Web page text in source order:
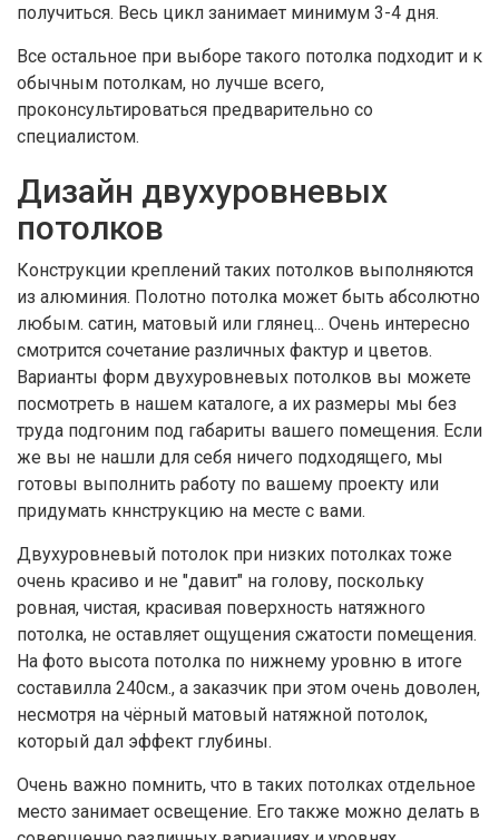
получиться. Весь цикл занимает минимум 3-4 дня.
Все остальное при выборе такого потолка подходит и к
обычным потолкам, но лучше всего,
проконсультироваться предварительно со
специалистом.
Дизайн двухуровневых
потолков
Конструкции креплений таких потолков выполняются
из алюминия. Полотно потолка может быть абсолютно
любым. сатин, матовый или глянец... Очень интересно
смотрится сочетание различных фактур и цветов.
Варианты форм двухуровневых потолков вы можете
посмотреть в нашем каталоге, а их размеры мы без
труда подгоним под габариты вашего помещения. Если
же вы не нашли для себя ничего подходящего, мы
готовы выполнить работу по вашему проекту или
придумать кннструкцию на месте с вами.
Двухуровневый потолок при низких потолках тоже
очень красиво и не "давит" на голову, поскольку
ровная, чистая, красивая поверхность натяжного
потолка, не оставляет ощущения сжатости помещения.
На фото высота потолка по нижнему уровню в итоге
составилла 240см., а заказчик при этом очень доволен,
несмотря на чёрный матовый натяжной потолок,
который дал эффект глубины.
Очень важно помнить, что в таких потолках отдельное
место занимает освещение. Его также можно делать в